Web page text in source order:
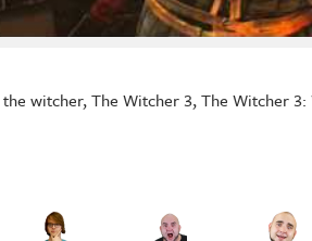
the witcher,The Witcher 3,The Witcher